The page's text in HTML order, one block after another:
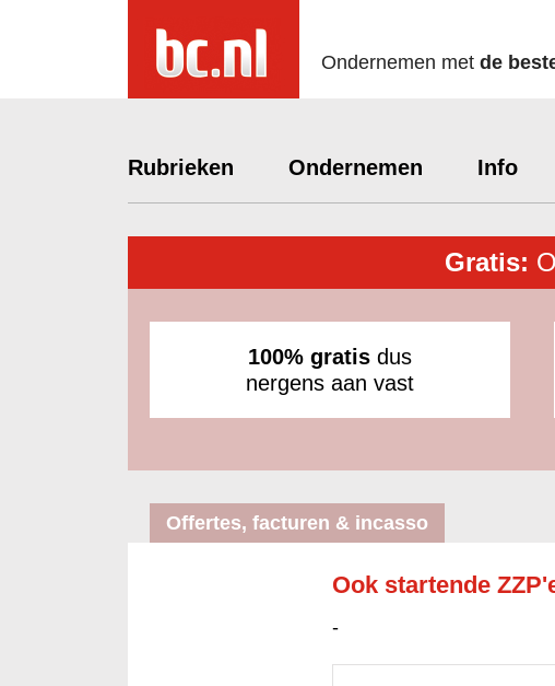
Ondernemen met de
Rubrieken Ondernemen Info
Gratis:
100% gratis dus
nergens aan vast
Offertes, facturen & incasso
Ook startende
-